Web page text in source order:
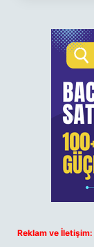
Reklam ve İletişim: